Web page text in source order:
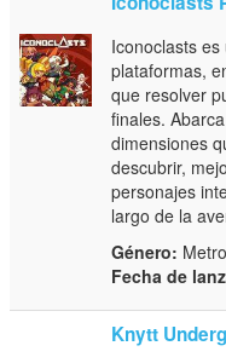
Iconoclasts
plataformas,
que resolver
finales.
dimensiones
descubrir,
personajes
largo de la
Género:
Fecha de
Knytt